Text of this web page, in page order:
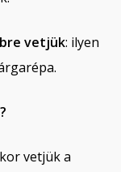
vetjük: ilyen
vetjük a